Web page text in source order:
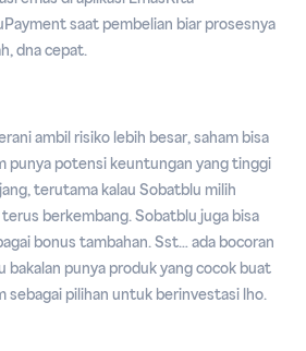
saat pembelian biar prosesnya
dna cepat.
ambil risiko lebih besar, saham bisa
punya potensi keuntungan yang tinggi
terutama kalau Sobatblu milih
berkembang. Sobatblu juga bisa
bonus tambahan. Sst… ada bocoran
bakalan punya produk yang cocok buat
sebagai pilihan untuk berinvestasi lho.